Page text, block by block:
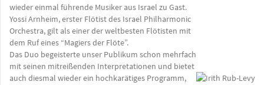
wieder einmal führende Musiker aus Israel zu Gast.
Yossi Arnheim, erster Flötist des Israel Philharmonic
Orchestra, gilt als einer der weltbesten Flötisten mit
dem Ruf eines “Magiers der Flöte”.
Das Duo begeisterte unser Publikum schon mehrfach
mit seinen mitreißenden Interpretationen und bietet
auch diesmal wieder ein hochkarätiges Programm,